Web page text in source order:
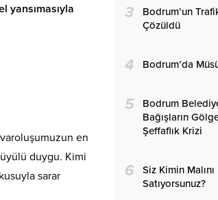
yansımasıyla
en
duygu. Kimi
sarar
3
Bodrum’un
Çözüldü
4 Bodrum’da
5
Bodrum
Bağışların
Şeffaflık Krizi
6
Siz Kimin
Satıyorsunuz?